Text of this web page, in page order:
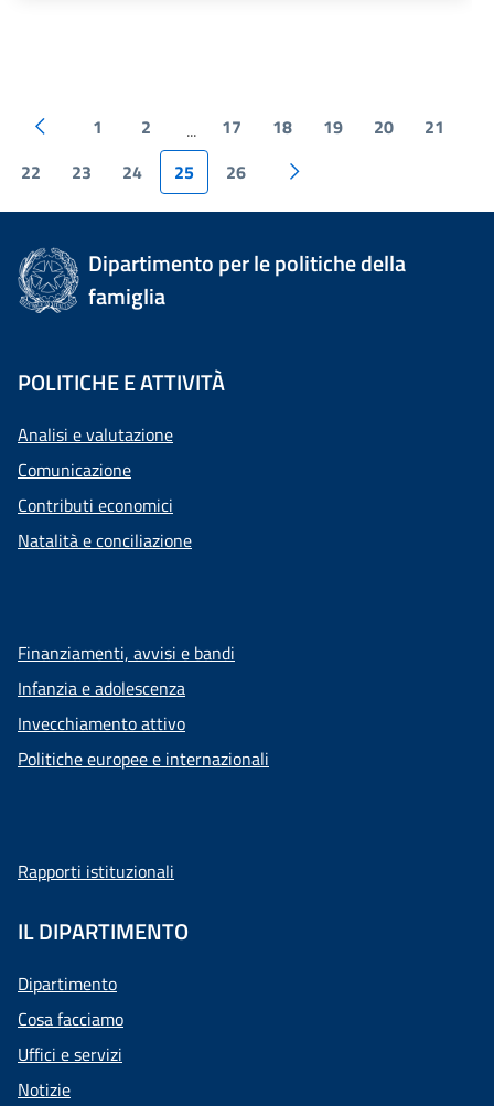
1 2 ... 17 18 19 20
21
22
23 24 25 26
Dipartimento per le politiche della
famiglia
POLITICHE E ATTIVITÀ
Analisi e valutazione
Comunicazione
Contributi economici
Natalità e conciliazione
Finanziamenti, avvisi e bandi
Infanzia e adolescenza
Invecchiamento attivo
Politiche europee e internazionali
Rapporti istituzionali
IL DIPARTIMENTO
Dipartimento
Cosa facciamo
Uffici e servizi
Notizie